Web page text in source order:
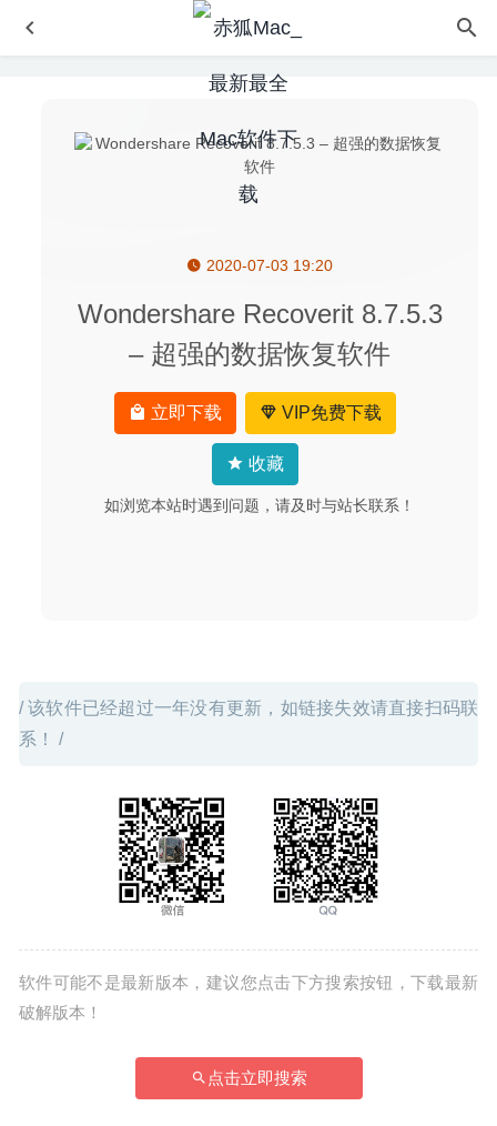
2020-07-03 19:20
Wondershare Recoverit 8.7.5.3
– 超强的数据恢复软件
立即下载 VIP免费下载
收藏
如浏览本站时遇到问题，请及时与站长联系！
/ 该软件已经超过一年没有更新，如链接失效请直接扫码联
系！ /
软件可能不是最新版本，建议您点击下方搜索按钮，下载最新
破解版本！
点击立即搜索
Days 1.9.1 – 菜单栏倒计时日历提醒软件
Allavsoft Video Downloader Converter 3.22.5.7433 – 专业
的视频下载及转换工具
SuperDuper 3.12 – 磁盘数据恢复及备份工具 2026-05-13
SwitchResX 4.10.0 – 简单易用的屏幕分辨率修改工具
Affinity Photo 2.6.5 中文版-专业级修图软件